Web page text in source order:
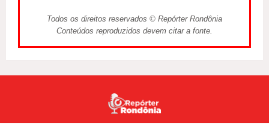
Todos os direitos reservados © Repórter Rondônia
Conteúdos reproduzidos devem citar a fonte.